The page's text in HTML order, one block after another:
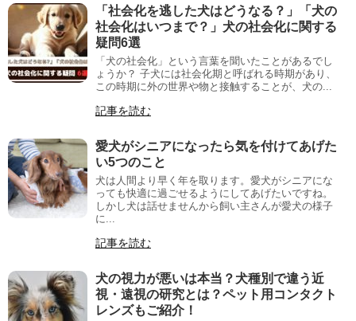
「社会化を逃した犬はどうなる？」「犬の
社会化はいつまで？」犬の社会化に関する
疑問6選
「犬の社会化」という言葉を聞いたことがあるでし
ょうか？ 子犬には社会化期と呼ばれる時期があり、
この時期に外の世界や物と接触することが、犬の...
記事を読む
愛犬がシニアになったら気を付けてあげた
い5つのこと
犬は人間より早く年を取ります。愛犬がシニアにな
っても快適に過ごせるようにしてあげたいですね。
しかし犬は話せませんから飼い主さんが愛犬の様子
に...
記事を読む
犬の視力が悪いは本当？犬種別で違う近
視・遠視の研究とは？ペット用コンタクト
レンズもご紹介！